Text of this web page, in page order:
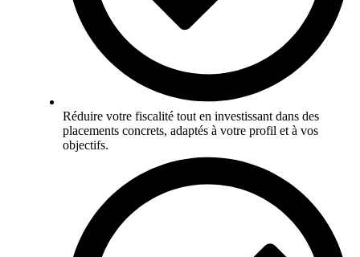
Réduire votre fiscalité tout en investissant dans des
placements concrets, adaptés à votre profil et à vos
objectifs.